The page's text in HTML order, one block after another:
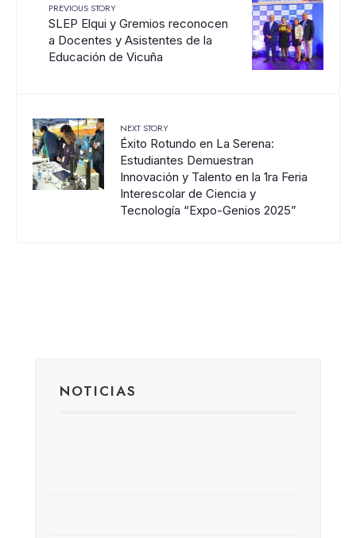
PREVIOUS STORY
SLEP Elqui y Gremios reconocen
a Docentes y Asistentes de la
Educación de Vicuña
NEXT STORY
Éxito Rotundo en La Serena:
Estudiantes Demuestran
Innovación y Talento en la 1ra Feria
Interescolar de Ciencia y
Tecnología “Expo-Genios 2025”
NOTICIAS